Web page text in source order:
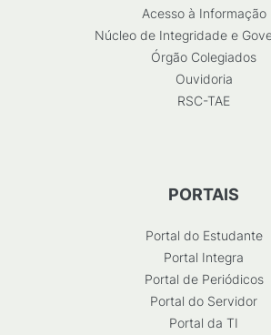
Acesso à Informação
Núcleo de Integridade e
Órgão Colegiados
Ouvidoria
RSC-TAE
PORTAIS
Portal do Estudante
Portal Integra
Portal de Periódicos
Portal do Servidor
Portal da TI